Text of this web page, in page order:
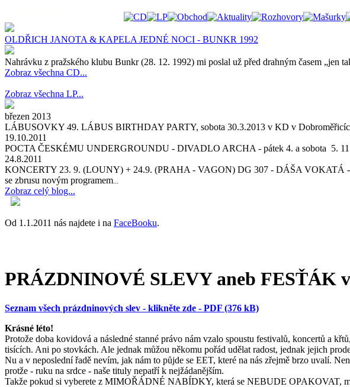
OLDŘICH JANOTA & KAPELA JEDNÉ NOCI - BUNKR 1992
Nahrávku z pražského klubu Bunkr (28. 12. 1992) mi poslal už před drahným časem „jen
Zobraz všechna CD...
Zobraz všechna LP...
březen 2013
LÁBUSOVKY 49. LÁBUS BIRTHDAY PARTY, sobota 30.3.2013 v KD v
19.10.2011
POCTA ČESKÉMU UNDERGROUNDU - DIVADLO ARCHA - pátek 4. a sobota 5. 11.
24.8.2011
KONCERTY 23. 9. (LOUNY) + 24.9. (PRAHA - VAGON) DG 307 - DÁŠA
se zbrusu novým programem...
Zobraz celý blog...
Od 1.1.2011 nás najdete i na FaceBooku.
PRÁZDNINOVÉ SLEVY aneb FESŤÁK
Seznam všech prázdninových slev - klikněte zde - PDF (376 kB)
Krásné léto!
Protože doba kovidová a následné stanné právo nám vzalo spoustu festivalů, koncertů a
tisících. Ani po stovkách. Ale jednak můžou někomu pořád udělat radost, jednak jejich
Nu a v neposlední řadě nevím, jak nám to půjde se EET, které na nás zřejmě brzo uvalí.
protže - ruku na srdce - naše tituly nepatří k nejžádanějším.
Takže pokud si vyberete z MIMOŘÁDNÉ NABÍDKY, která se NEBUDE OPAKOVAT,